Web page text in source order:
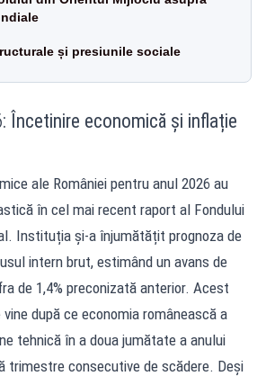
și presiunile sociale
Încetinire economică și inflație
ale României pentru anul 2026 au
în cel mai recent raport al Fondului
Instituția și-a înjumătățit prognoza de
intern brut, estimând un avans de
de 1,4% preconizată anterior. Acest
după ce economia românească a
tehnică în a doua jumătate a anului
trimestre consecutive de scădere. Deși